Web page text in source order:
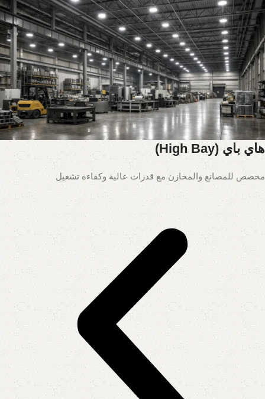
هاي باي (High Bay)
مخصص للمصانع والمخازن مع قدرات عالية وكفاءة تشغيل